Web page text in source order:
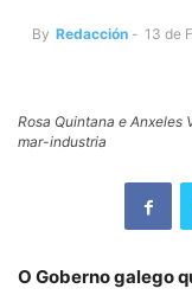
By Redacción - 13 de
Rosa Quintana e Anxeles
mar-industria
O Goberno galego